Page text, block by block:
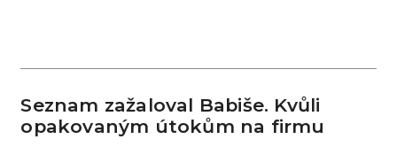
Seznam zažaloval Babiše. Kvůli
opakovaným útokům na firmu